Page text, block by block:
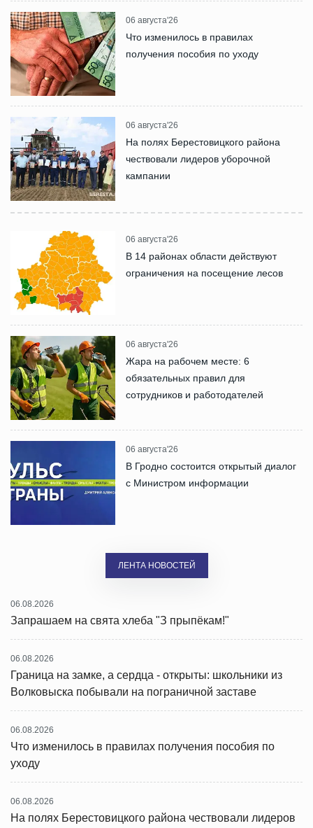
06 августа'26
Что изменилось в правилах
получения пособия по уходу
06 августа'26
На полях Берестовицкого района
чествовали лидеров уборочной
кампании
06 августа'26
В 14 районах области действуют
ограничения на посещение лесов
06 августа'26
Жара на рабочем месте: 6
обязательных правил для
сотрудников и работодателей
06 августа'26
В Гродно состоится открытый диалог
с Министром информации
ЛЕНТА НОВОСТЕЙ
06.08.2026
Запрашаем на свята хлеба "З прыпёкам!"
06.08.2026
Граница на замке, а сердца - открыты: школьники из
Волковыска побывали на пограничной заставе
06.08.2026
Что изменилось в правилах получения пособия по
уходу
06.08.2026
На полях Берестовицкого района чествовали лидеров